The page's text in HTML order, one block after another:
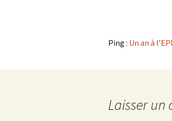
Ping : Un an à
Laisser un